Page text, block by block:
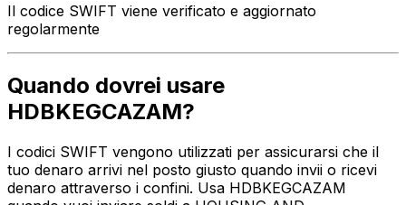
Il codice SWIFT viene verificato e aggiornato
regolarmente
Quando dovrei usare
HDBKEGCAZAM?
I codici SWIFT vengono utilizzati per assicurarsi che il
tuo denaro arrivi nel posto giusto quando invii o ricevi
denaro attraverso i confini. Usa HDBKEGCAZAM